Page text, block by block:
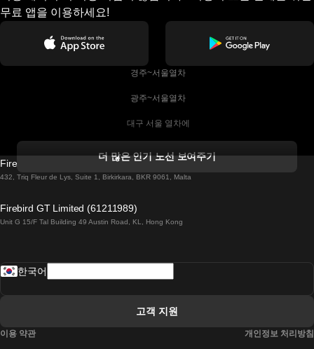
무료 앱을 이용하세요!
경주~서울열차
광주~서울열차
대구 서울 열차에
더블린에서 골웨이 열차
로마에서 나폴리 열차
더 많은 인기 노선 보여주기
Firebird GT Limited (OC 1451)
432, Triq Fleur de Lys, Suite 1, Birkirkara, BKR 9061, Malta
Firebird GT Limited (61211989)
Unit G 15/F Tal Building 49 Austin Road, KL, Hong Kong
한국어
고객 지원
이용 약관 개인정보 처리방침